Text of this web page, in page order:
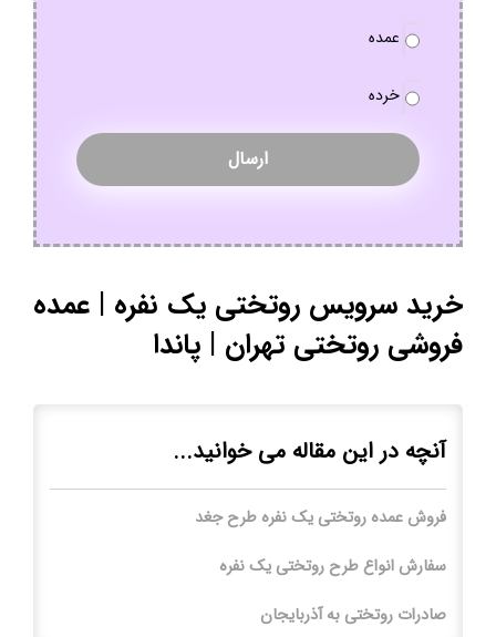
نوع
عمده
خرده
خرید سرویس روتختی یک نفره | عمده
فروشی روتختی تهران | پاندا
آنچه در این مقاله می خوانید...
فروش عمده روتختی یک نفره طرح جغد
سفارش انواع طرح روتختی یک نفره
صادرات روتختی به آذربایجان